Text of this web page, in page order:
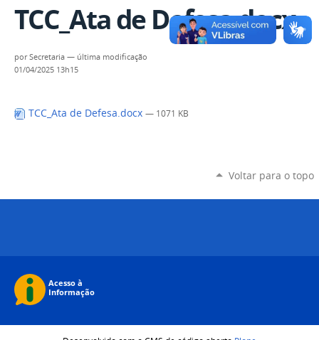
TCC_Ata de Defesa.docx
porSecretaria — última modificação
01/04/2025 13h15
TCC_Ata de Defesa.docx — 1071 KB
Voltar para o topo